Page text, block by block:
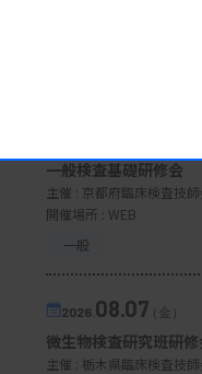
一般検査基礎研修会
主催 : 京都府臨床検査技師
開催場所 : WEB
一般
2026. 08.07（金）
微生物検査研究班研修
主催 : 栃木県臨床検査技師